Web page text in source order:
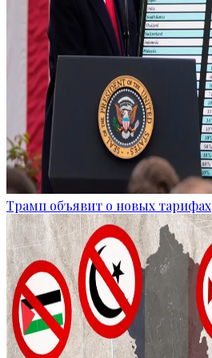
Трамп объявит о новых тарифах